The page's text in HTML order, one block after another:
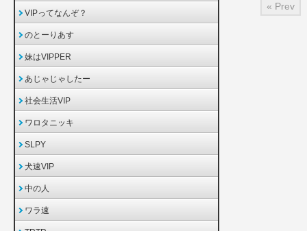
« Prev
VIPってなんぞ？
のとーりあす
妹はVIPPER
あじゃじゃしたー
社会生活VIP
ワロタニッキ
SLPY
犬速VIP
中の人
ワラ速